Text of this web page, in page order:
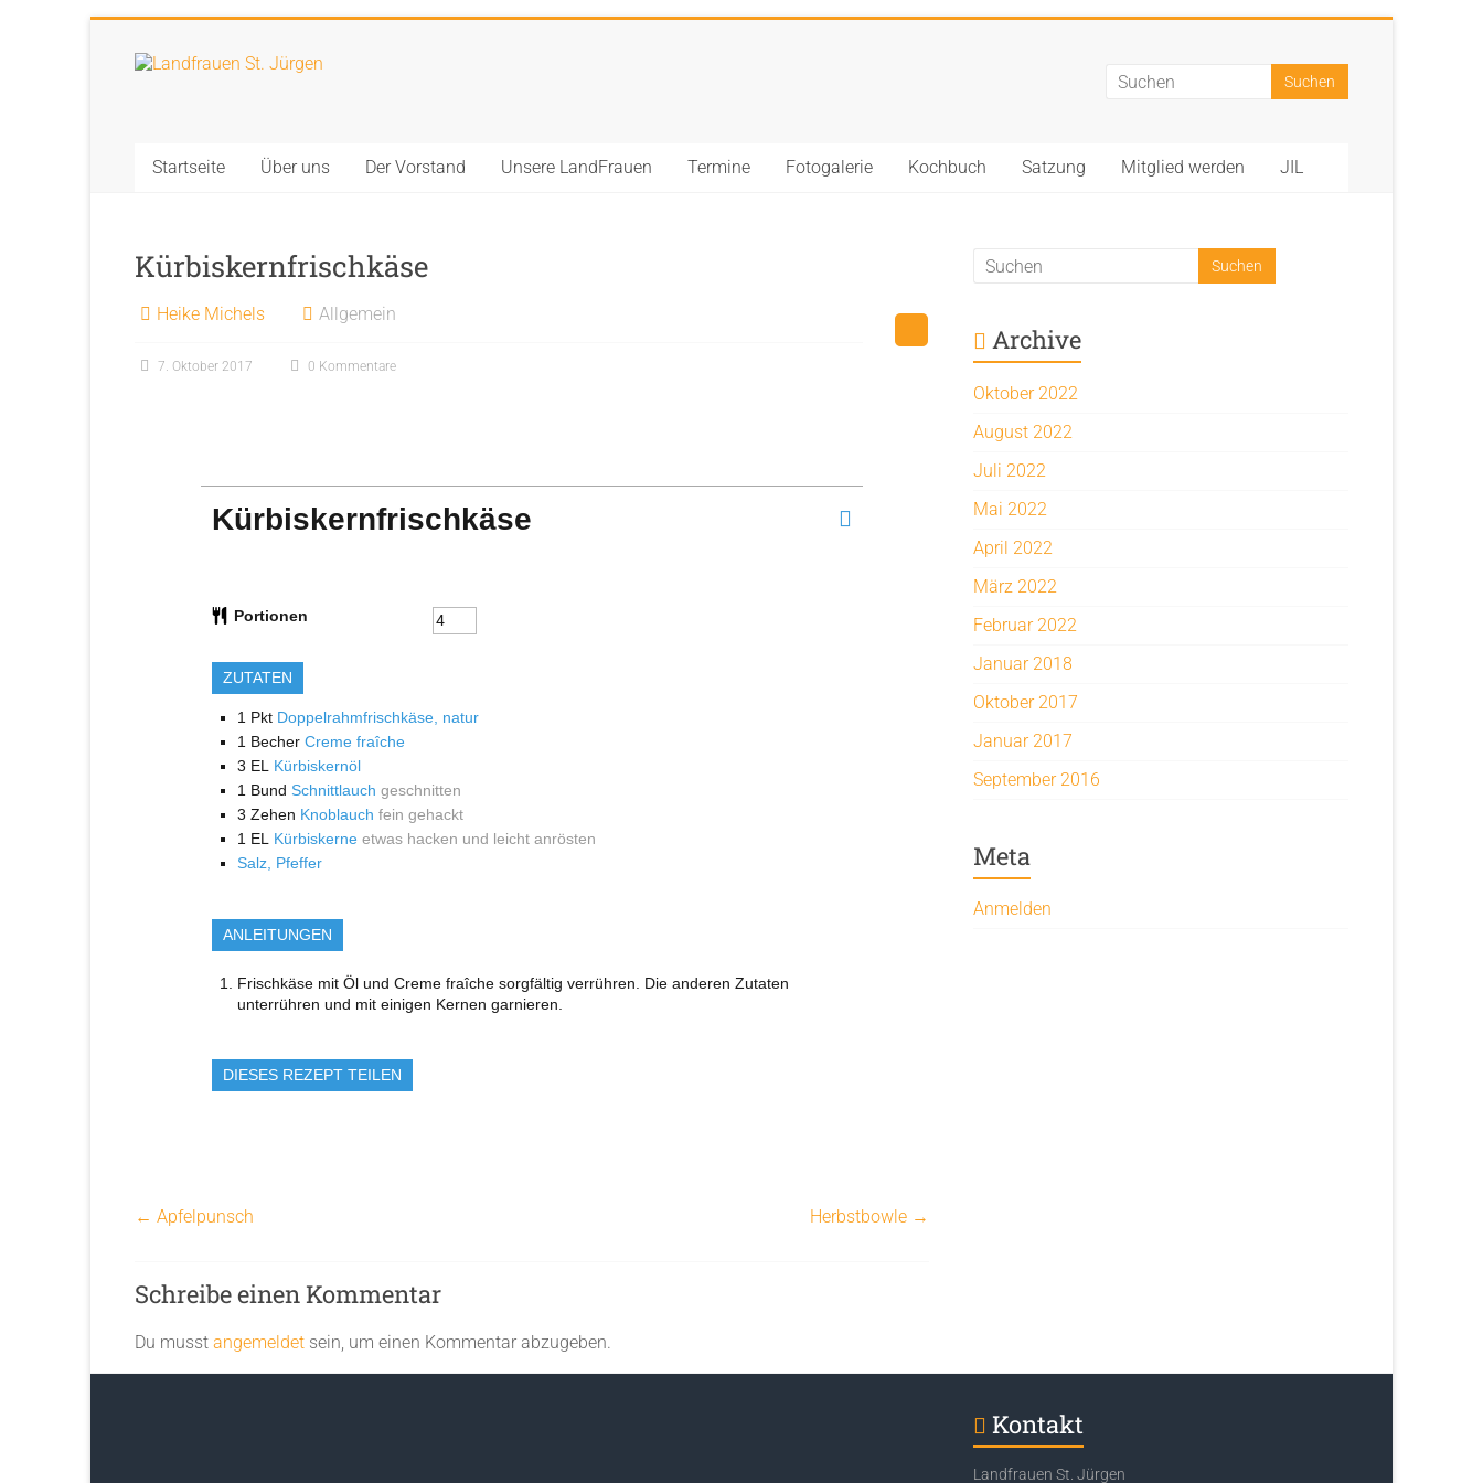
springenLandfrauen
Jürgen
für
starke
Startseite Über uns Der Vorstand Unsere LandFrauen Termine Fotogalerie Kochbuch Satzung Mitglied werden JIL
Kürbiskernfrischkäse
Heike Michels Allgemein
7. Oktober 2017 0 Kommentare
Kürbiskernfrischkäse
Portionen
ZUTATEN
1 Pkt Doppelrahmfrischkäse, natur
1 Becher Creme fraîche
3 EL
Kürbiskernöl
1 Bund Schnittlauch geschnitten
3 Zehen Knoblauch fein gehackt
1 EL Kürbiskerne etwas hacken und leicht anrösten
Salz, Pfeffer
ANLEITUNGEN
Frischkäse mit Öl und Creme fraîche sorgfältig verrühren. Die anderen Zutaten
unterrühren und mit einigen Kernen garnieren.
DIESES REZEPT TEILEN
← Apfelpunsch Herbstbowle →
Schreibe einen Kommentar
Du musst angemeldet sein, um einen Kommentar abzugeben.
Archive
Oktober 2022
August 2022
Juli 2022
Mai 2022
April 2022
März 2022
Februar 2022
Januar 2018
Oktober 2017
Januar 2017
September 2016
Meta
Anmelden
Kontakt
Landfrauen St. Jürgen